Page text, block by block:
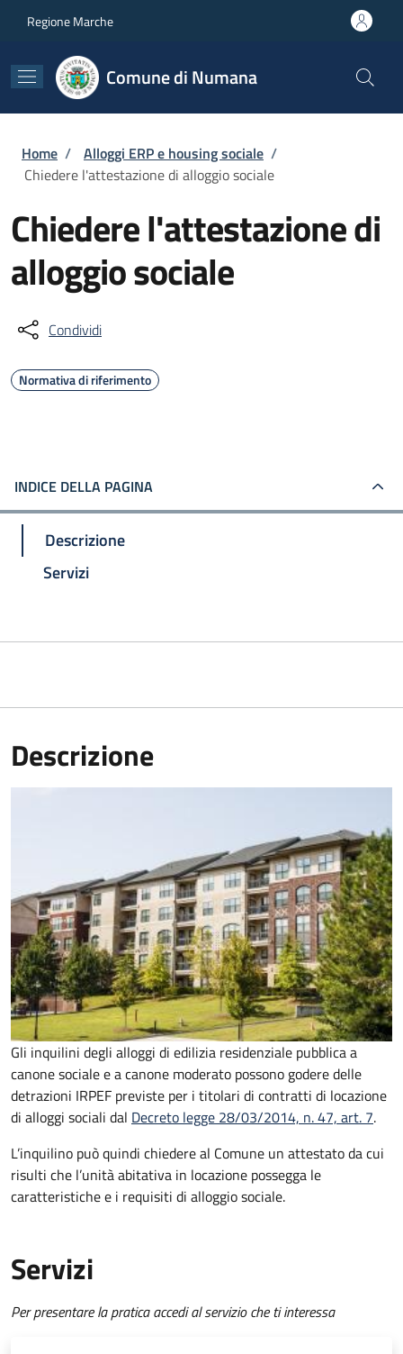
Regione Marche
Comune di Numana
Briciole di pane
Home / Alloggi ERP e housing sociale /
Chiedere l'attestazione di alloggio sociale
Chiedere l'attestazione di
alloggio sociale
Condividi
Normativa di riferimento
INDICE DELLA PAGINA
Descrizione
Servizi
Descrizione
Gli inquilini degli alloggi di edilizia residenziale pubblica a
canone sociale e a canone moderato possono godere delle
detrazioni IRPEF previste per i titolari di contratti di locazione
di alloggi sociali dal Decreto legge 28/03/2014, n. 47, art. 7.
L’inquilino può quindi chiedere al Comune un attestato da cui
risulti che l’unitàabitativa in locazione possegga le
caratteristiche e i requisiti di alloggio sociale.
Servizi
Per presentare la pratica accedi al servizio che ti interessa